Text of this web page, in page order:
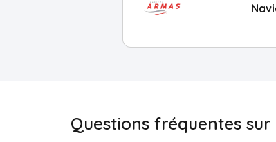
Questions fréquentes